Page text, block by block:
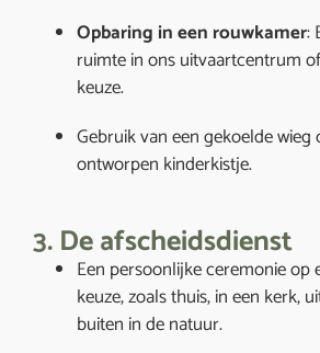
Opbaring in een rouwkamer:
ruimte in ons uitvaartcentrum
keuze.
Gebruik van een gekoelde wieg
ontworpen kinderkistje.
3. De afscheidsdienst
Een persoonlijke ceremonie op
keuze, zoals thuis, in een kerk,
buiten in de natuur.